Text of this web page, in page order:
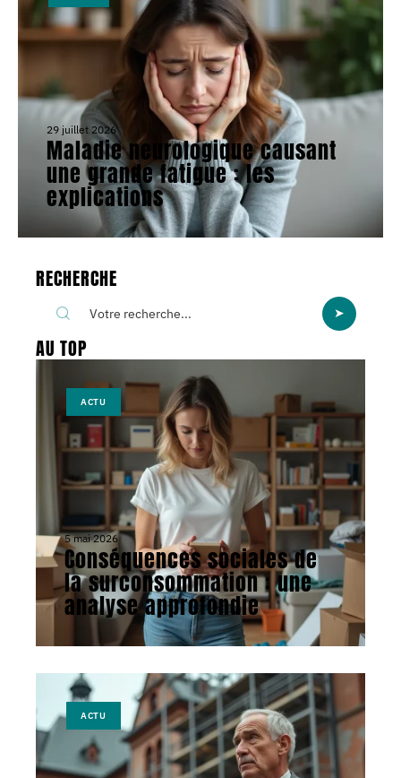
29 juillet 2026
Maladie neurologique causant
une grande fatigue : les
explications
RECHERCHE
AU TOP
ACTU
5 mai 2026
Conséquences sociales de
la surconsommation : une
analyse approfondie
ACTU